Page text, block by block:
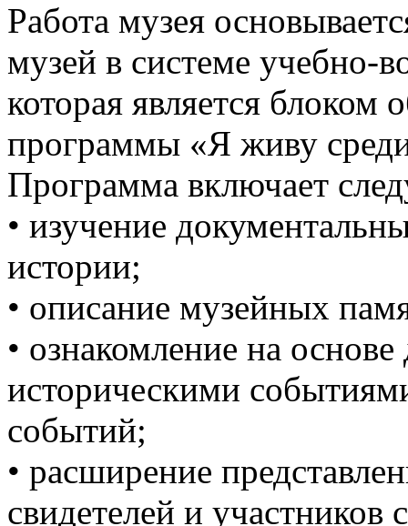
Работа музея
музей в системе учебно-
которая является
программы «Я живу
Программа включает
• изучение
истории;
• описание музейных
• ознакомление на
историческими
событий;
• расширение
свидетелей и